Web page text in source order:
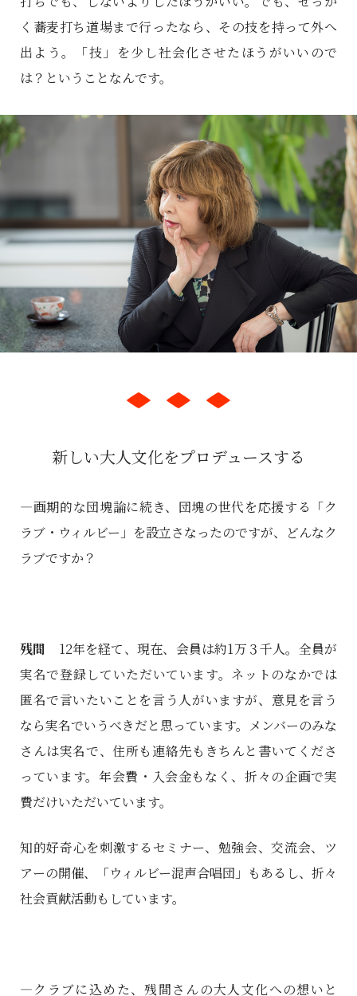
く蕎麦打ち道場まで行ったなら、その技を持って外へ
出よう。「技」を少し社会化させたほうがいいので
は？ということなんです。
新しい大人文化をプロデュースする
―画期的な団塊論に続き、団塊の世代を応援する「ク
ラブ・ウィルビー」を設立さなったのですが、どんなク
ラブですか？
残間 12年を経て、現在、会員は約1万３千人。全員が
実名で登録していただいています。ネットのなかでは
匿名で言いたいことを言う人がいますが、意見を言う
なら実名でいうべきだと思っています。メンバーのみな
さんは実名で、住所も連絡先もきちんと書いてくださ
っています。年会費・入会金もなく、折々の企画で実
費だけいただいています。
知的好奇心を刺激するセミナー、勉強会、交流会、ツ
アーの開催、「ウィルビー混声合唱団」もあるし、折々
社会貢献活動もしています。
―クラブに込めた、残間さんの大人文化への想いと